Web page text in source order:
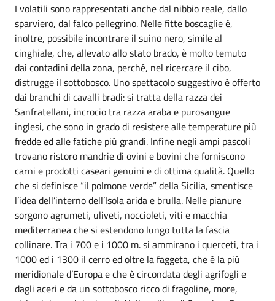
I volatili sono rappresentati anche dal nibbio reale, dallo
sparviero, dal falco pellegrino. Nelle fitte boscaglie è,
inoltre, possibile incontrare il suino nero, simile al
cinghiale, che, allevato allo stato brado, è molto temuto
dai contadini della zona, perché, nel ricercare il cibo,
distrugge il sottobosco. Uno spettacolo suggestivo è offerto
dai branchi di cavalli bradi: si tratta della razza dei
Sanfratellani, incrocio tra razza araba e purosangue
inglesi, che sono in grado di resistere alle temperature più
fredde ed alle fatiche più grandi. Infine negli ampi pascoli
trovano ristoro mandrie di ovini e bovini che forniscono
carni e prodotti caseari genuini e di ottima qualità. Quello
che si definisce “il polmone verde” della Sicilia, smentisce
l’idea dell’interno dell’Isola arida e brulla. Nelle pianure
sorgono agrumeti, uliveti, noccioleti, viti e macchia
mediterranea che si estendono lungo tutta la fascia
collinare. Tra i 700 e i 1000 m. si ammirano i querceti, tra i
1000 ed i 1300 il cerro ed oltre la faggeta, che è la più
meridionale d’Europa e che è circondata degli agrifogli e
dagli aceri e da un sottobosco ricco di fragoline, more,